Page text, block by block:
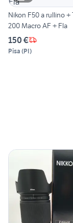
Nikon F50 a rullino +
200 Macro AF + Fla
150 €
Pisa (PI)